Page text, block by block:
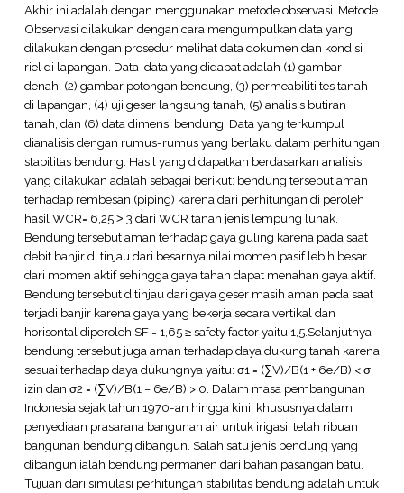
Akhir ini adalah dengan menggunakan metode observasi. Metode
Observasi dilakukan dengan cara mengumpulkan data yang
dilakukan dengan prosedur melihat data dokumen dan kondisi
riel di lapangan. Data-data yang didapat adalah (1) gambar
denah, (2) gambar potongan bendung, (3) permeabiliti tes tanah
di lapangan, (4) uji geser langsung tanah, (5) analisis butiran
tanah, dan (6) data dimensi bendung. Data yang terkumpul
dianalisis dengan rumus-rumus yang berlaku dalam perhitungan
stabilitas bendung. Hasil yang didapatkan berdasarkan analisis
yang dilakukan adalah sebagai berikut: bendung tersebut aman
terhadap rembesan (piping) karena dari perhitungan di peroleh
hasil WCR= 6,25 ˃ 3 dari WCR tanah jenis lempung lunak.
Bendung tersebut aman terhadap gaya guling karena pada saat
debit banjir di tinjau dari besarnya nilai momen pasif lebih besar
dari momen aktif sehingga gaya tahan dapat menahan gaya aktif.
Bendung tersebut ditinjau dari gaya geser masih aman pada saat
terjadi banjir karena gaya yang bekerja secara vertikal dan
horisontal diperoleh SF = 1,65 ≥ safety factor yaitu 1,5.Selanjutnya
bendung tersebut juga aman terhadap daya dukung tanah karena
sesuai terhadap daya dukungnya yaitu: σ1 = (∑V)/B(1 + 6e/B) < σ
izin dan σ2 = (∑V)/B(1 − 6e/B) > 0. Dalam masa pembangunan
Indonesia sejak tahun 1970-an hingga kini, khususnya dalam
penyediaan prasarana bangunan air untuk irigasi, telah ribuan
bangunan bendung dibangun. Salah satu jenis bendung yang
dibangun ialah bendung permanen dari bahan pasangan batu.
Tujuan dari simulasi perhitungan stabilitas bendung adalah untuk